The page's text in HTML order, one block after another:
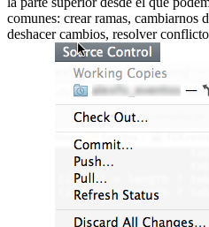
comunes: crear ramas, cambiarnos
deshacer cambios, resolver